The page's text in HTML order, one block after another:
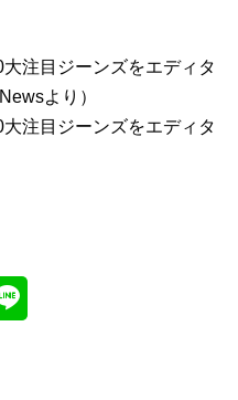
注目ジーンズをエディタ
より）
注目ジーンズをエディタ